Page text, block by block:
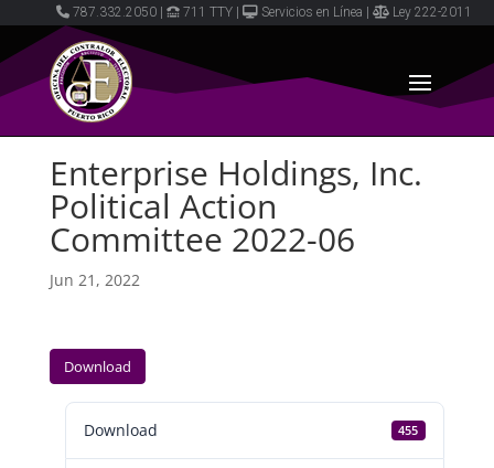
787.332.2050 711 TTY Servicios en Línea Ley 222-2011
Enterprise Holdings, Inc.
Political Action
Committee 2022-06
Jun 21, 2022
Download
Download 455